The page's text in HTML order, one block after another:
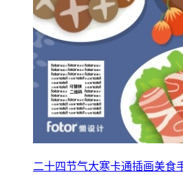
二十四节气大寒卡通插画美食